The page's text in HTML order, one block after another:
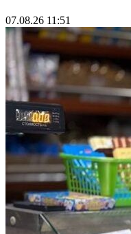
07.08.26 11:51